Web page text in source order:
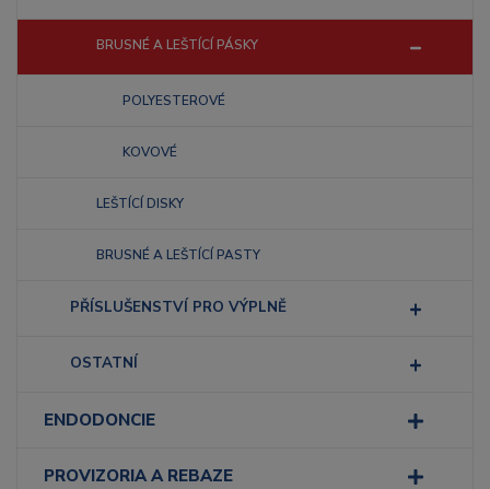
BRUSNÉ A LEŠTÍCÍ PÁSKY
POLYESTEROVÉ
KOVOVÉ
LEŠTÍCÍ DISKY
BRUSNÉ A LEŠTÍCÍ PASTY
PŘÍSLUŠENSTVÍ PRO VÝPLNĚ
OSTATNÍ
ENDODONCIE
PROVIZORIA A REBAZE